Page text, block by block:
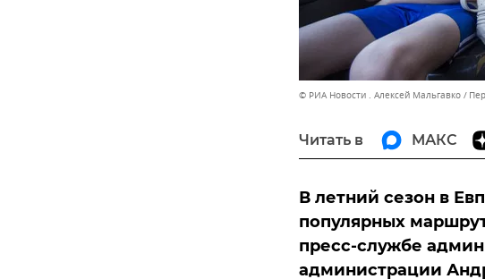
© РИА Новости . Алексей Мальгавко
Читать в МАКС
В летний сезон в
популярных
пресс-службе
администрации